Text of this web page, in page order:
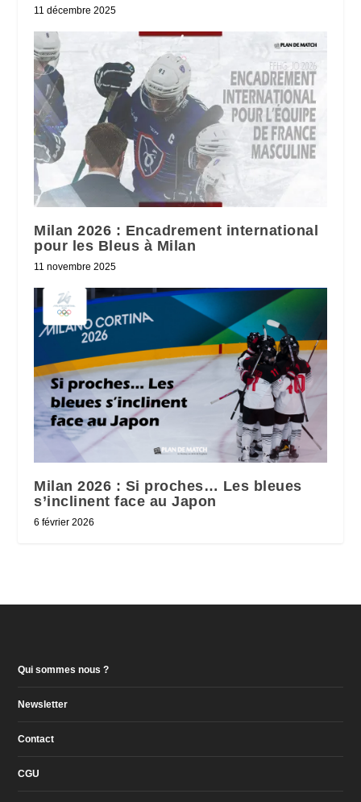
11 décembre 2025
Milan 2026 : Encadrement international
pour les Bleus à Milan
11 novembre 2025
Milan 2026 : Si proches… Les bleues
s’inclinent face au Japon
6 février 2026
Qui sommes nous ?
Newsletter
Contact
CGU